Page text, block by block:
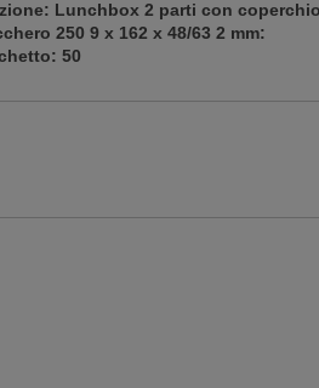
Lunchbox 2 parti con
250 9 x 162 x 48/63 2 mm:
50